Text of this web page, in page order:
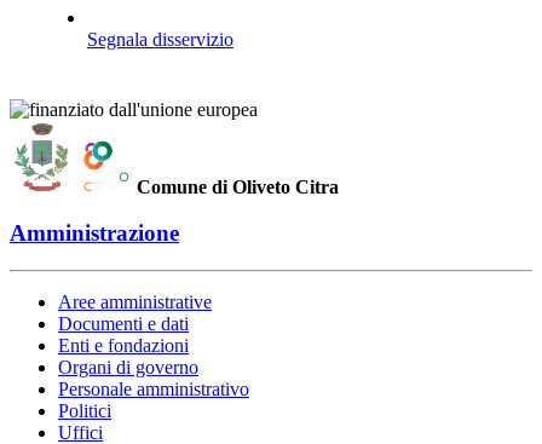
Segnala disservizio
Comune di Oliveto Citra
Amministrazione
Aree amministrative
Documenti e dati
Enti e fondazioni
Organi di governo
Personale amministrativo
Politici
Uffici